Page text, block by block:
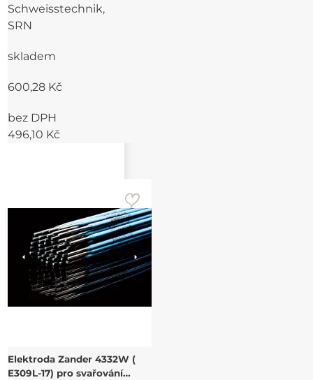
Schweisstechnik,
SRN
skladem
600,28 Kč
bez DPH
496,10 Kč
Elektroda Zander 4332W (
E309L-17) pro svařování